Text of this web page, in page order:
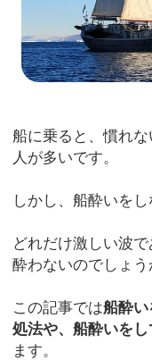
船に乗ると、慣れ
人が多いです。
しかし、船酔いを
どれだけ激しい波
酔わないのでしょう
この記事では船酔
処法や、船酔いを
ます。